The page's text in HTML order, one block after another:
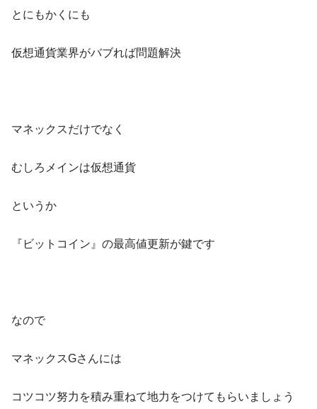
とにもかくにも
仮想通貨業界がバブれば問題解決
マネックスだけでなく
むしろメインは仮想通貨
というか
『ビットコイン』の最高値更新が鍵です
なので
マネックスGさんには
コツコツ努力を積み重ねて地力をつけてもらいましょう